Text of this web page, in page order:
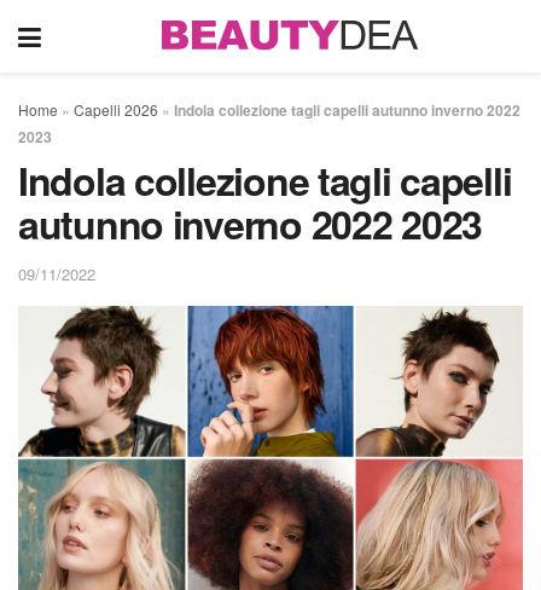
Home » Capelli 2026 » Indola collezione tagli capelli autunno inverno 2022
2023
Indola collezione tagli capelli
autunno inverno 2022 2023
09/11/2022